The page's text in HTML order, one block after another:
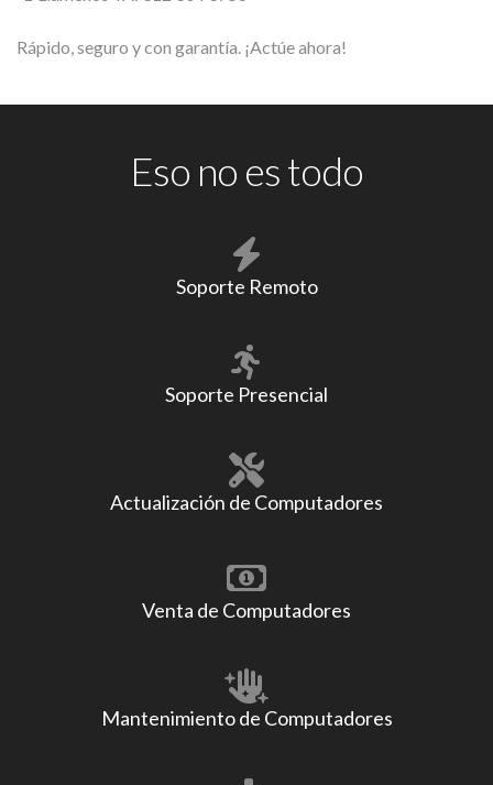
Rápido, seguro y con garantía. ¡Actúe ahora!
Eso no es todo
Soporte Remoto
Soporte Presencial
Actualización de Computadores
Venta de Computadores
Mantenimiento de Computadores